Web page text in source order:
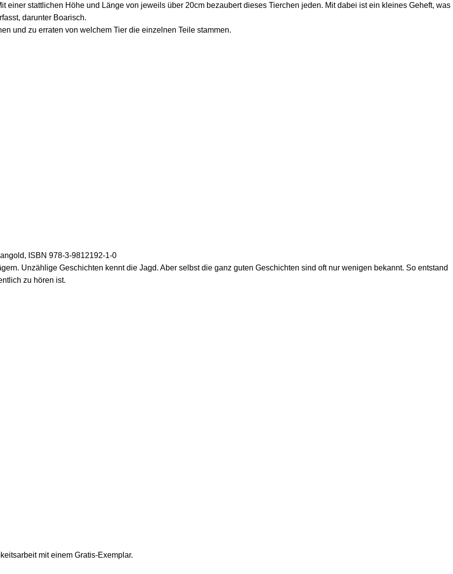
einer stattlichen Höhe und Länge von jeweils über 20cm bezaubert dieses Tierchen jeden. Mit dabei ist ein kleines Geheft, was
darunter Boarisch.
und zu erraten von welchem Tier die einzelnen Teile stammen.
ISBN 978-3-9812192-1-0
Unzählige Geschichten kennt die Jagd. Aber selbst die ganz guten Geschichten sind oft nur wenigen bekannt. So entstand
zu hören ist.
mit einem Gratis-Exemplar.